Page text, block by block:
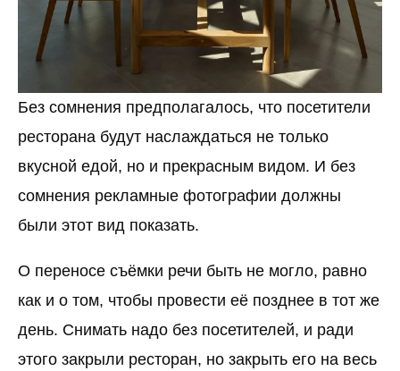
Без сомнения предполагалось, что посетители
ресторана будут наслаждаться не только
вкусной едой, но и прекрасным видом. И без
сомнения рекламные фотографии должны
были этот вид показать.
О переносе съёмки речи быть не могло, равно
как и о том, чтобы провести её позднее в тот же
день. Снимать надо без посетителей, и ради
этого закрыли ресторан, но закрыть его на весь